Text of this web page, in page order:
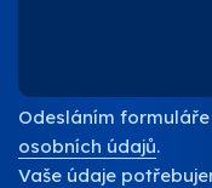
Odesláním
osobních údajů.
Vaše údaje